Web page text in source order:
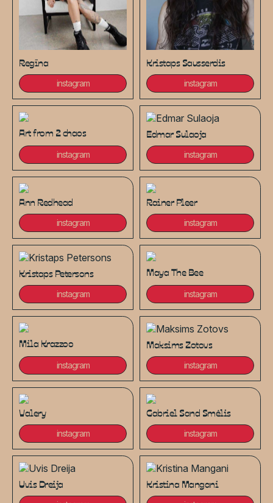
Regīna
instagram
Kristaps Sausserdis
instagram
Art from 2 chaos
instagram
Edmar Sulaoja
instagram
Ann Redhead
instagram
Rainer Pleer
instagram
Kristaps Petersons
instagram
Maya The Bee
instagram
Mila Krazzoo
instagram
Maksims Zotovs
instagram
Valery
instagram
Gabriel Sand Smėlis
instagram
Uvis Dreija Kristina Mangani